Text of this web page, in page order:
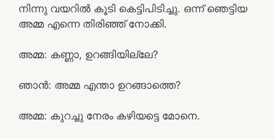
നിന്നു വയറിൽ കൂടി കെട്ടിപിടിച്ചു. ഒന്ന് ഞെട്ടിയ
അമ്മ എന്നെ തിരിഞ്ഞ് നോക്കി.
അമ്മ: കണ്ണാ, ഉറങ്ങിയില്ലേ?
ഞാൻ: അമ്മ എന്താ ഉറങ്ങാത്തെ?
അമ്മ: കുറച്ചു നേരം കഴിയട്ടെ മോനെ.